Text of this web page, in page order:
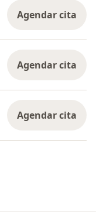
Agendar cita
Agendar cita
Agendar cita